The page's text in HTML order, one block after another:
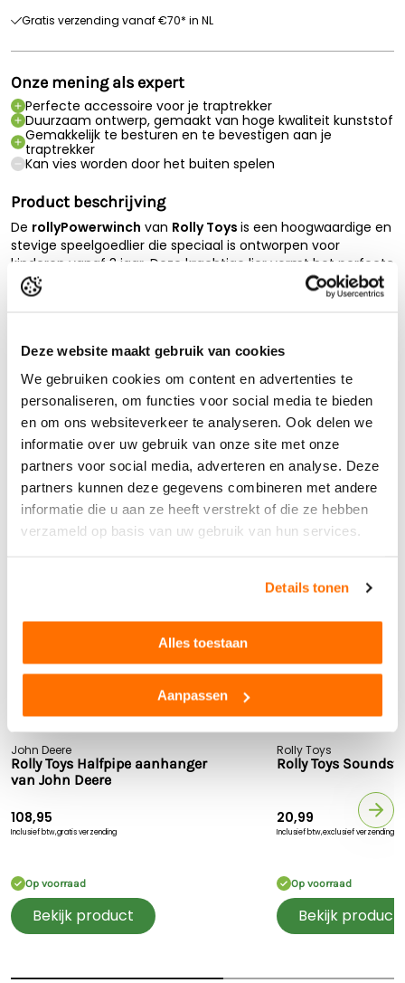
Deze website maakt gebruik van cookies
We gebruiken cookies om content en advertenties te
personaliseren, om functies voor social media te bieden
en om ons websiteverkeer te analyseren. Ook delen we
informatie over uw gebruik van onze site met onze
partners voor social media, adverteren en analyse. Deze
partners kunnen deze gegevens combineren met andere
informatie die u aan ze heeft verstrekt of die ze hebben
verzameld op basis van uw gebruik van hun services.
Details tonen
Alles toestaan
Aanpassen
Gratis verzending vanaf €70* in NL
Onze mening als expert
Perfecte accessoire voor je traptrekker
Duurzaam ontwerp, gemaakt van hoge kwaliteit kunststof
Gemakkelijk te besturen en te bevestigen aan je
traptrekker
Kan vies worden door het buiten spelen
Product beschrijving
De rollyPowerwinch van Rolly Toys is een hoogwaardige en
stevige speelgoedlier die speciaal is ontworpen voor
kinderen vanaf 3 jaar. Deze krachtige lier vormt het perfecte
accessoire voor Rolly Toys voertuigen en geeft jonge
avonturiers de mogelijkheid om hun spel naar een hoger
Met zijn duurzame ontwerp is de rollyPowerwinch bestand
tegen intensief gebruik en gaat hij jarenlang mee. Een ideaal
accessoire voor kleine ontdekkers die niet bang zijn voor
actie!
Leeftijd: +3 jaar
Sterke bevestigingsset
Volledig functionele en stabiele accessoires
Geschikt voor achter- of voorkoppeling
De RollyPowerwinch is geschikt voor:
RollyJunior
Lees de volledige beschrijving
Product reviews
John Deere
Rolly Toys Halfpipe aanhanger
van John Deere
108,95
Inclusief btw,gratis verzending
Op voorraad
Bekijk product
Rolly Toys
Rolly Toys
20,99
Inclusief btw,exclusief verzending
Op voorraad
Bekijk product